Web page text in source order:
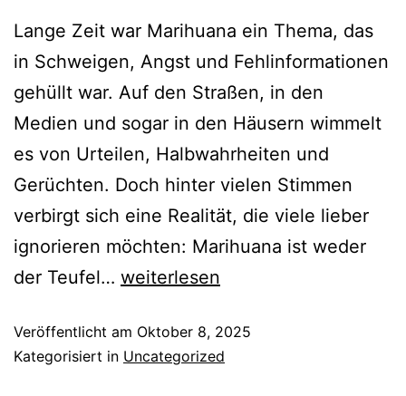
Lange Zeit war Marihuana ein Thema, das
in Schweigen, Angst und Fehlinformationen
gehüllt war. Auf den Straßen, in den
Medien und sogar in den Häusern wimmelt
es von Urteilen, Halbwahrheiten und
Gerüchten. Doch hinter vielen Stimmen
verbirgt sich eine Realität, die viele lieber
ignorieren möchten: Marihuana ist weder
der Teufel… weiterlesen
Veröffentlicht am Oktober 8, 2025
Kategorisiert in Uncategorized